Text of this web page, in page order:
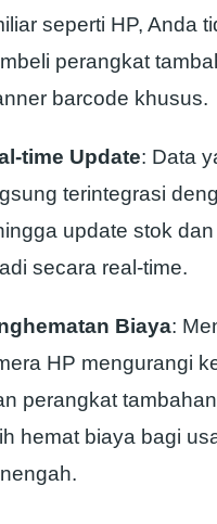
seperti HP, Anda
perangkat
barcode khusus.
time Update: Data
terintegrasi
update stok
secara real-time.
Biaya:
HP mengurangi
perangkat
hemat biaya bagi